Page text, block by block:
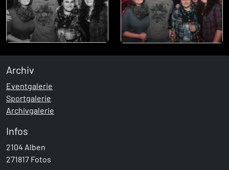
Archiv
Eventgalerie
Sportgalerie
Archivgalerie
Infos
2104 Alben
271817 Fotos